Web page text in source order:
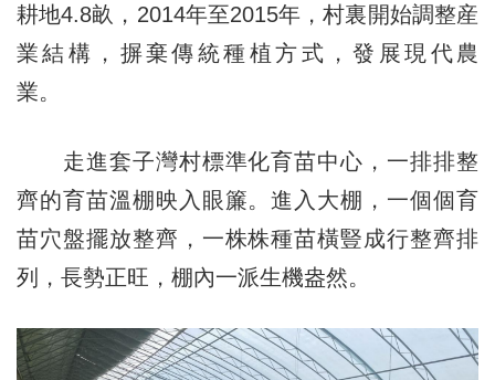
耕地4.8畝，2014年至2015年，村裏開始調整産
業結構，摒棄傳統種植方式，發展現代農
業。
走進套子灣村標準化育苗中心，一排排整
齊的育苗溫棚映入眼簾。進入大棚，一個個育
苗穴盤擺放整齊，一株株種苗橫豎成行整齊排
列，長勢正旺，棚內一派生機盎然。